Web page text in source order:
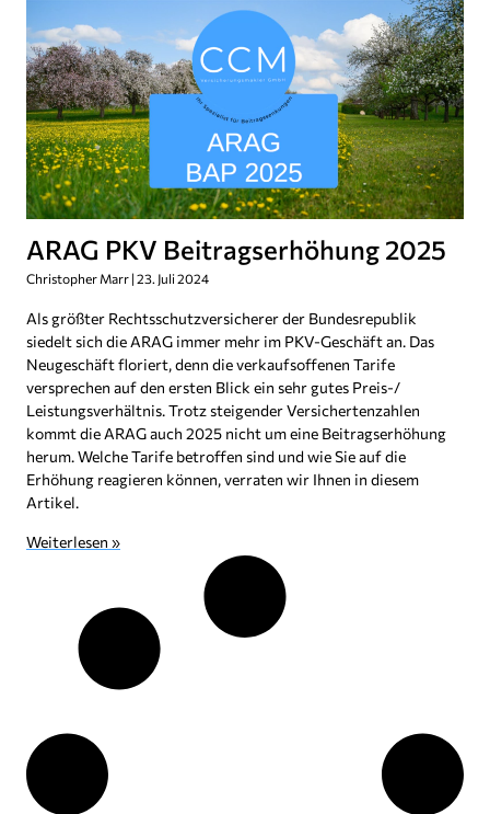
ARAG PKV Beitragserhöhung 2025
Christopher Marr 23. Juli 2024
Als größter Rechtsschutzversicherer der Bundesrepublik
siedelt sich die ARAG immer mehr im PKV-Geschäft an. Das
Neugeschäft floriert, denn die verkaufsoffenen Tarife
versprechen auf den ersten Blick ein sehr gutes Preis-/
Leistungsverhältnis. Trotz steigender Versichertenzahlen
kommt die ARAG auch 2025 nicht um eine Beitragserhöhung
herum. Welche Tarife betroffen sind und wie Sie auf die
Erhöhung reagieren können, verraten wir Ihnen in diesem
Artikel.
Weiterlesen »